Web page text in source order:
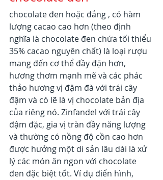
chocolate đen hoặc đắng , có hàm
lượng cacao cao hơn (theo định
nghĩa là chocolate đen chứa tối thiểu
35% cacao nguyên chất) là loại rượu
mang đến cơ thể đầy đặn hơn,
hương thơm mạnh mẽ và các phác
thảo hương vị đậm đà với trái cây
đậm và có lẽ là vị chocolate bản địa
của riêng nó. Zinfandel với trái cây
đậm đặc, gia vị tràn đầy năng lượng
và thường có nồng độ cồn cao hơn
được hưởng một di sản lâu dài là xử
lý các món ăn ngon với chocolate
đen đặc biệt tốt. Ví dụ điển hình,